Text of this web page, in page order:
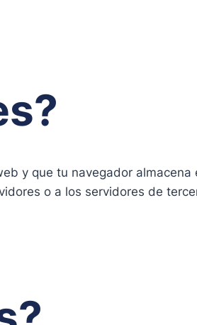
y que tu navegador
o a los servidores de